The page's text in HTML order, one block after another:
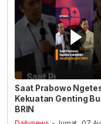
Saat Prabowo
Kekuatan Genting
BRIN